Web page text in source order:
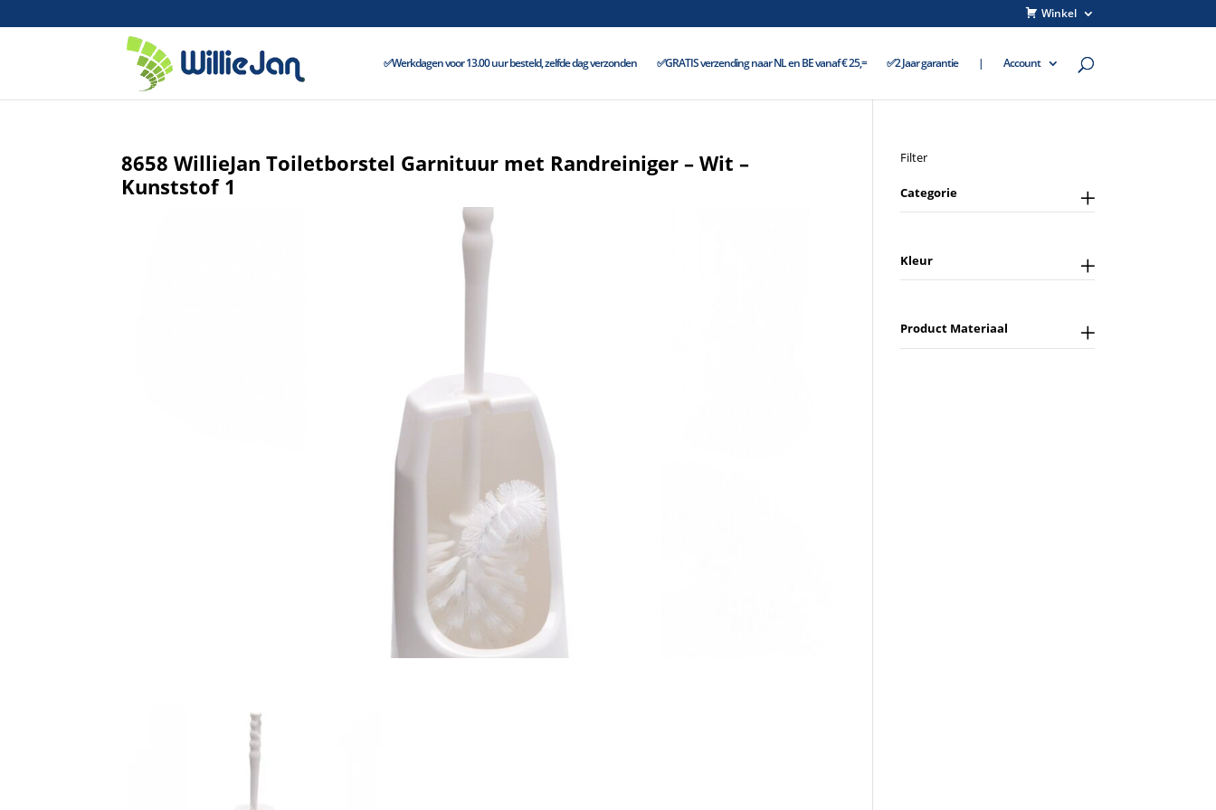
Winkel
✅Werkdagen voor 13.00 uur besteld, zelfde dag verzonden ✅GRATIS verzending naar NL en BE vanaf € 25,= ✅2 Jaar garantie | Account
8658 WillieJan Toiletborstel Garnituur met Randreiniger – Wit –
Kunststof 1
Filter
Categorie
Kleur
Product Materiaal